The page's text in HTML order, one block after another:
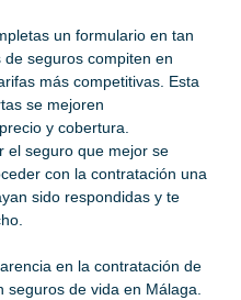
un formulario en tan
seguros compiten en
más competitivas. Esta
se mejoren
y cobertura.
el seguro que mejor se
con la contratación una
sido respondidas y te
en la contratación de
de vida en Málaga.